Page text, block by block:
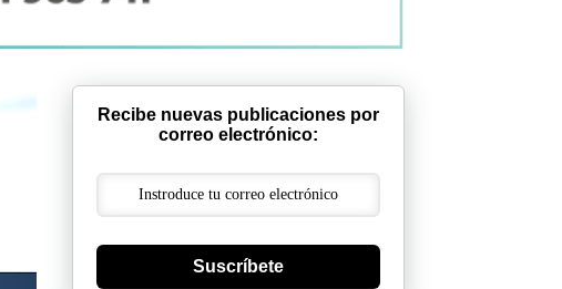
Recibe nuevas publicaciones por
correo electrónico:
Suscríbete